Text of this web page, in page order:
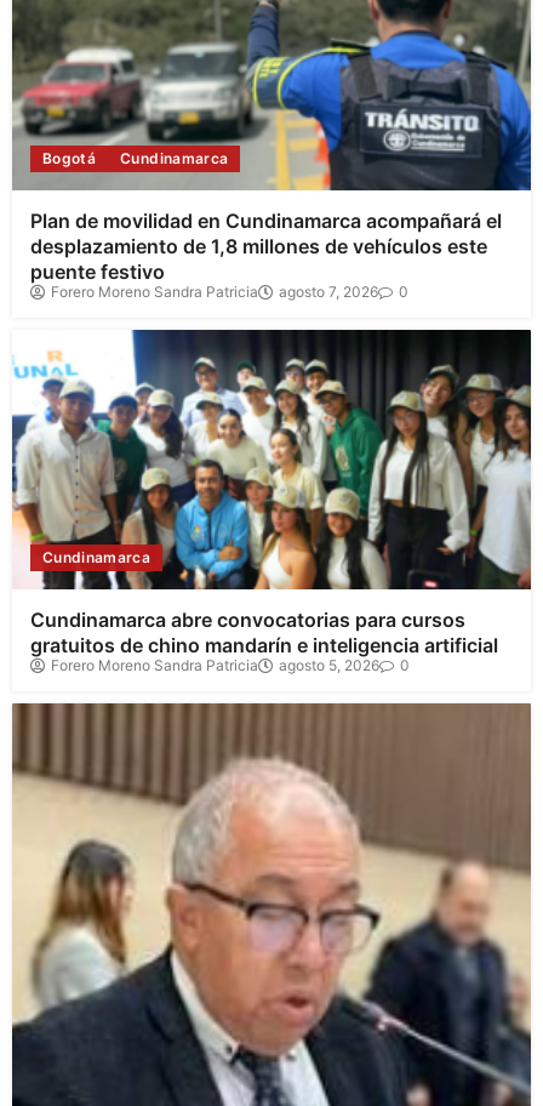
Bogotá Cundinamarca
Plan de movilidad en Cundinamarca acompañará el
desplazamiento de 1,8 millones de vehículos este
puente festivo
Forero Moreno Sandra Patricia agosto 7, 2026 0
Cundinamarca
Cundinamarca abre convocatorias para cursos
gratuitos de chino mandarín e inteligencia artificial
Forero Moreno Sandra Patricia agosto 5, 2026 0